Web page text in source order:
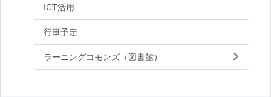
ICT活用
行事予定
ラーニングコモンズ（図書館）